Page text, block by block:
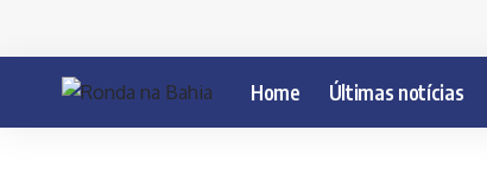
Home Últimas notícias